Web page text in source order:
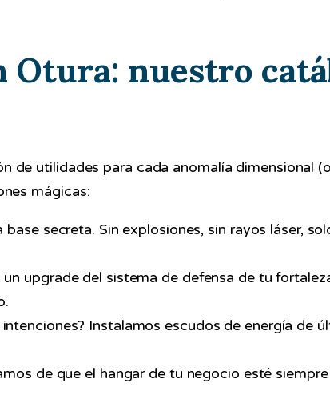
nuestro
de utilidades para cada anomalía dimensional
mágicas:
secreta. Sin explosiones, sin rayos láser,
un upgrade del sistema de defensa de tu
Instalamos escudos de energía de
de que el hangar de tu negocio esté